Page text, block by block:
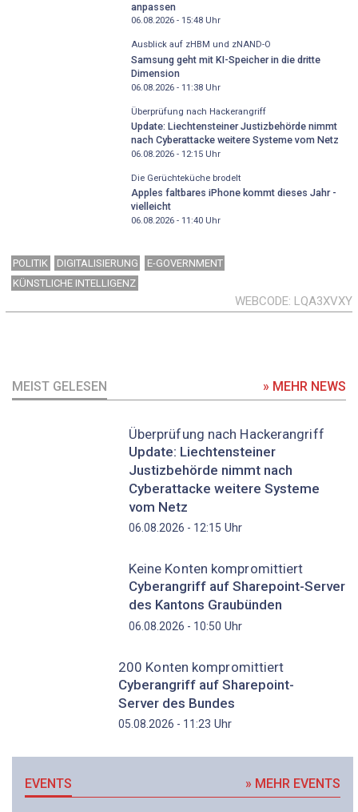
anpassen
06.08.2026 - 15:48Uhr
Ausblick auf zHBM und zNAND-O
Samsung geht mit KI-Speicher in die dritte
Dimension
06.08.2026 - 11:38Uhr
Überprüfung nach Hackerangriff
Update: Liechtensteiner Justizbehörde nimmt
nach Cyberattacke weitere Systeme vom Netz
06.08.2026 - 12:15Uhr
Die Gerüchteküche brodelt
Apples faltbares iPhone kommt dieses Jahr -
vielleicht
06.08.2026 - 11:40Uhr
POLITIK DIGITALISIERUNG
E-GOVERNMENT
KÜNSTLICHE INTELLIGENZ
WEBCODE LQA3XVXY
MEIST GELESEN » MEHR NEWS
Überprüfung nach Hackerangriff
Update: Liechtensteiner
Justizbehörde nimmt nach
Cyberattacke weitere Systeme
vom Netz
06.08.2026 - 12:15 Uhr
Keine Konten kompromittiert
Cyberangriff auf Sharepoint-Server
des Kantons Graubünden
06.08.2026 - 10:50 Uhr
200 Konten kompromittiert
Cyberangriff auf Sharepoint-
Server des Bundes
05.08.2026 - 11:23 Uhr
EVENTS » MEHR EVENTS